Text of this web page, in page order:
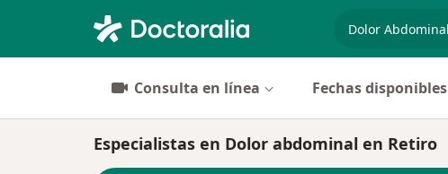
Consulta en línea Fechas disponibles
Especialistas en Dolor abdominal en Retiro